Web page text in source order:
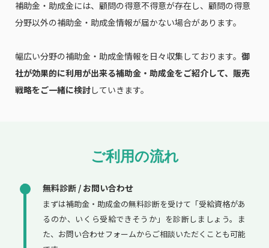
補助金・助成金には、顧問の得意不得意が存在し、顧問の得意
分野以外の補助金・助成金情報が届かない場合があります。
幅広い分野の補助金・助成金情報を日々収集しております。 御
社が効果的に利用が出来る補助金・助成金をご紹介して、販売
戦略をご一緒に検討していきます。
ご利用の流れ
無料診断 / お問い合わせ
まずは補助金・助成金の無料診断を受けて「受給資格があ
るのか、いくら受給できそうか」を診断しましょう。ま
た、お問い合わせフォームからご相談いただくことも可能